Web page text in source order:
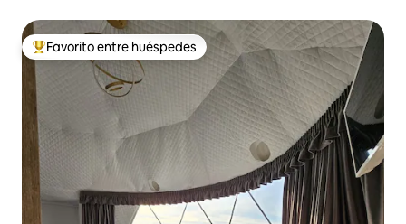
De los mejores en Favorito entre huéspedes
Favorito entre huéspedes